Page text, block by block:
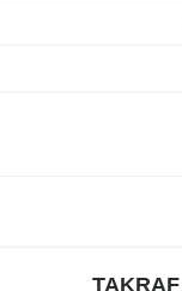
معلومات إضافية — مضخة هيدروليكية TAKRAF